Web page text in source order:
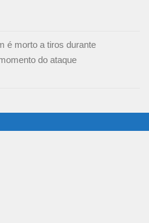
é morto a tiros durante
do ataque